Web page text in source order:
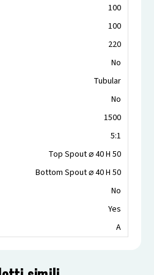
100
100
220
No
Tubular
No
1500
5:1
Top Spout ⌀ 40 H 50
Bottom Spout ⌀ 40 H 50
No
Yes
A